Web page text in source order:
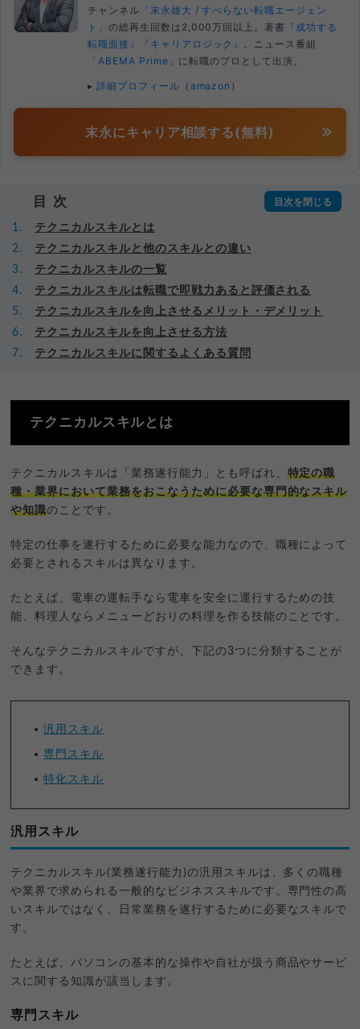
チャンネル 「末永雄大 / すべらない転職エージェン
ト」 の総再生回数は2,000万回以上。著書 『成功する
転職面接』
『キャリアロジック』
。ニュース番組
「ABEMA Prime」 に転職のプロとして出演。
▸ 詳細プロフィール （ amazon ）
末永にキャリア相談する(無料)
目次
テクニカルスキルとは
テクニカルスキルと他のスキルとの違い
テクニカルスキルの一覧
テクニカルスキルは転職で即戦力あると評価される
テクニカルスキルを向上させるメリット・デメリット
テクニカルスキルを向上させる方法
テクニカルスキルに関するよくある質問
テクニカルスキルとは
テクニカルスキルは「業務遂行能力」とも呼ばれ、 特定の職
種・業界において業務をおこなうために必要な専門的なスキル
や知識のことです。
特定の仕事を遂行するために必要な能力なので、職種によって
必要とされるスキルは異なります。
たとえば、電車の運転手なら電車を安全に運行するための技
能、料理人ならメニューどおりの料理を作る技能のことです。
そんなテクニカルスキルですが、下記の3つに分類することが
できます。
汎用スキル
専門スキル
特化スキル
汎用スキル
テクニカルスキル(業務遂行能力)の汎用スキルは、多くの職種
や業界で求められる一般的なビジネススキルです。専門性の高
いスキルではなく、日常業務を遂行するために必要なスキルで
す。
たとえば、パソコンの基本的な操作や自社が扱う商品やサービ
スに関する知識が該当します。
専門スキル